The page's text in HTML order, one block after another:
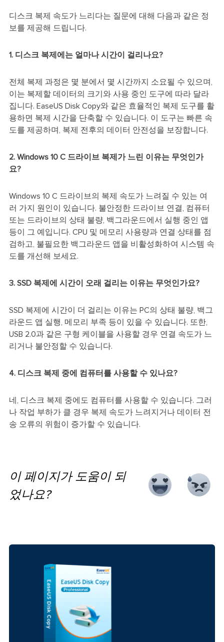
디스크 복제 속도가 느리다는 질문에 대해 다음과 같은 정
보를 제공해 드립니다.
1. 디스크 복제에는 얼마나 시간이 걸리나요?
전체 복제 과정은 몇 분에서 몇 시간까지 소요될 수 있으며,
이는 복제할 데이터의 크기와 사용 중인 도구에 따라 달라
집니다. EaseUS Disk Copy와 같은 효율적인 복제 도구를 활
용하면 복제 시간을 단축할 수 있습니다. 이 도구는 빠른 속
도를 제공하며, 복제 전후의 데이터 안전성을 보장합니다.
2. Windows 10 C 드라이브 복제가 느린 이유는 무엇인가
요?
Windows 10 C 드라이브의 복제 속도가 느려질 수 있는 여
러 가지 원인이 있습니다. 불안정한 드라이브 연결, 컴퓨터
또는 드라이브의 상태 불량, 백그라운드에서 실행 중인 앱
등이 그 예입니다. CPU 및 메모리 사용량과 연결 상태를 점
검하고, 불필요한 백그라운드 앱을 비활성화하여 시스템 속
도를 개선해 보세요.
3. SSD 복제에 시간이 오래 걸리는 이유는 무엇인가요?
SSD 복제에 시간이 더 걸리는 이유는 PC의 상태 불량, 백그
라운드 앱 실행, 메모리 부족 등이 있을 수 있습니다. 또한,
USB 2.0과 같은 구형 케이블을 사용할 경우 연결 속도가 느
리거나 불안정할 수 있습니다.
4. 디스크 복제 중에 컴퓨터를 사용할 수 있나요?
네, 디스크 복제 중에도 컴퓨터를 사용할 수 있습니다. 그러
나 작업 부하가 클 경우 복제 속도가 느려지거나 데이터 전
송 오류의 위험이 증가할 수 있습니다.
이 페이지가 도움이 되
었나요?